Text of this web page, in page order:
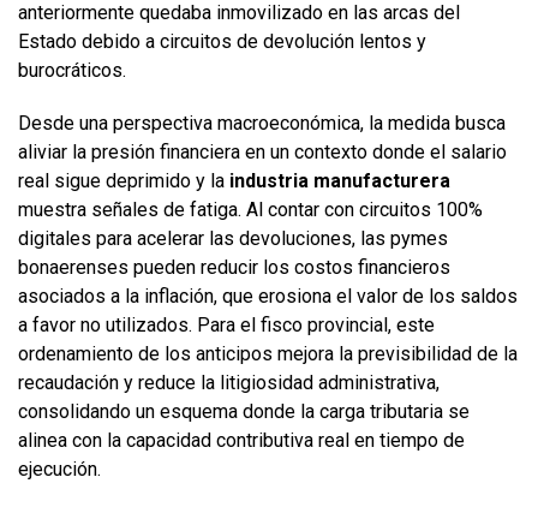
anteriormente quedaba inmovilizado en las arcas del
Estado debido a circuitos de devolución lentos y
burocráticos.
Desde una perspectiva macroeconómica, la medida busca
aliviar la presión financiera en un contexto donde el salario
real sigue deprimido y la industria manufacturera
muestra señales de fatiga. Al contar con circuitos 100%
digitales para acelerar las devoluciones, las pymes
bonaerenses pueden reducir los costos financieros
asociados a la inflación, que erosiona el valor de los saldos
a favor no utilizados. Para el fisco provincial, este
ordenamiento de los anticipos mejora la previsibilidad de la
recaudación y reduce la litigiosidad administrativa,
consolidando un esquema donde la carga tributaria se
alinea con la capacidad contributiva real en tiempo de
ejecución.